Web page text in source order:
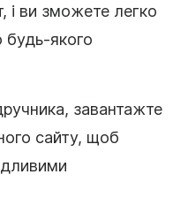
і ви зможете легко
будь-якого
завантажте
сайту, щоб